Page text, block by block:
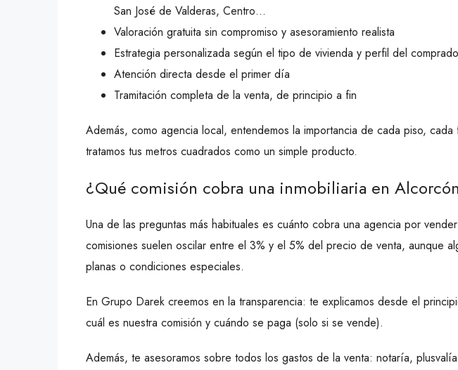
San José de Valderas, Centro…
Valoración gratuita sin compromiso y asesoramiento realista
Estrategia personalizada según el tipo de vivienda y perfil del
Atención directa desde el primer día
Tramitación completa de la venta, de principio a fin
Además, como agencia local, entendemos la importancia de cada piso,
tratamos tus metros cuadrados como un simple producto.
¿Qué comisión cobra una inmobiliaria en
Una de las preguntas más habituales es cuánto cobra una agencia por
comisiones suelen oscilar entre el 3% y el 5% del precio de venta, aunque
planas o condiciones especiales.
En Grupo Darek creemos en la transparencia: te explicamos desde el
cuál es nuestra comisión y cuándo se paga (solo si se vende).
Además, te asesoramos sobre todos los gastos de la venta: notaría,